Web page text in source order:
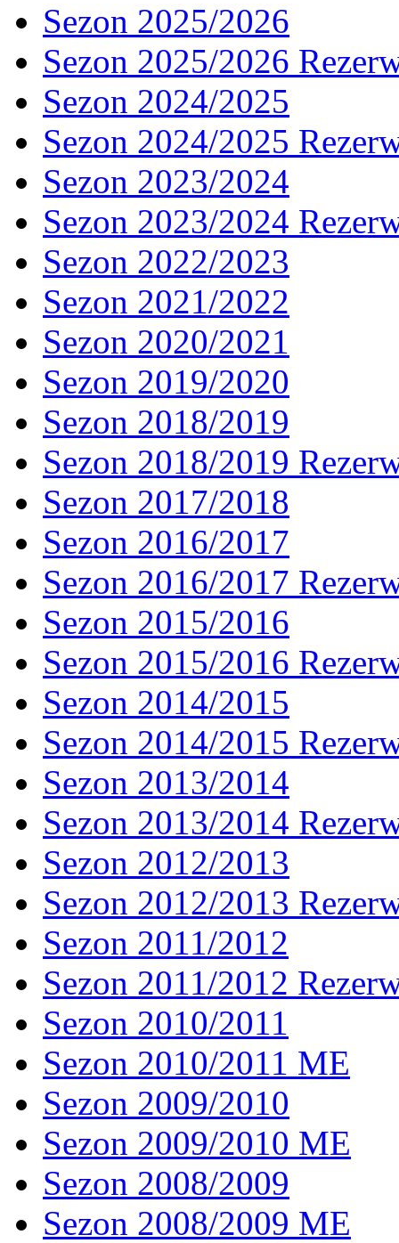
Sezon 2025/2026
Sezon 2025/2026
Sezon 2024/2025
Sezon 2024/2025
Sezon 2023/2024
Sezon 2023/2024
Sezon 2022/2023
Sezon 2021/2022
Sezon 2020/2021
Sezon 2019/2020
Sezon 2018/2019
Sezon 2018/2019
Sezon 2017/2018
Sezon 2016/2017
Sezon 2016/2017
Sezon 2015/2016
Sezon 2015/2016
Sezon 2014/2015
Sezon 2014/2015
Sezon 2013/2014
Sezon 2013/2014
Sezon 2012/2013
Sezon 2012/2013
Sezon 2011/2012
Sezon 2011/2012
Sezon 2010/2011
Sezon 2010/2011 ME
Sezon 2009/2010
Sezon 2009/2010 ME
Sezon 2008/2009
Sezon 2008/2009 ME